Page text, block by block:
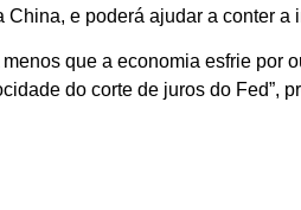
e poderá ajudar a conter a
que a economia esfrie por
do corte de juros do Fed”,